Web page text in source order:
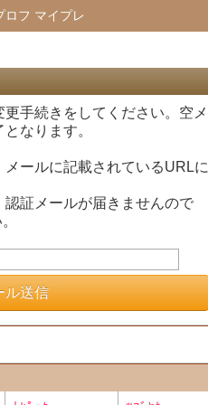
ロフ マイプレ
手続きをしてください。空
なります。
ールに記載されているURLに
認証メールが届きませんので
ル送信